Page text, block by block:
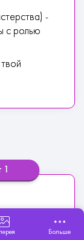
-
с ролью
Больше